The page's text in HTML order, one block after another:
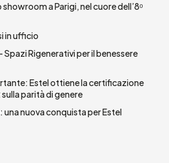
showroom a Parigi, nel cuore dell’8ᵒ
in ufficio
Rigenerativi per il benessere
Estel ottiene la certificazione
parità di genere
una nuova conquista per Estel